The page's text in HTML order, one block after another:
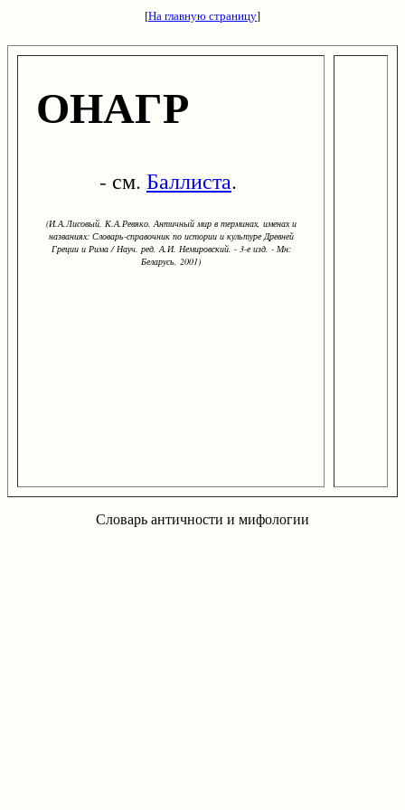
[На главную страницу]
ОНАГР
- см. Баллиста.
(И.А.Лисовый, К.А.Ревяко. Античный мир в терминах, именах и
названиях: Словарь-справочник по истории и культуре Древней
Греции и Рима / Науч. ред. А.И. Немировский. - 3-е изд. - Мн:
Беларусь, 2001)
Словарь античности и мифологии